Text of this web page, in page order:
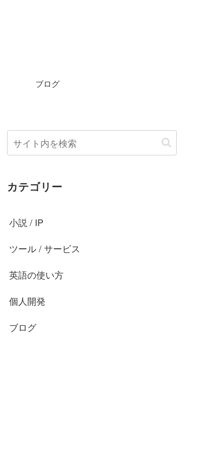
ブログ
カテゴリー
小説 / IP
ツール / サービス
英語の使い方
個人開発
ブログ